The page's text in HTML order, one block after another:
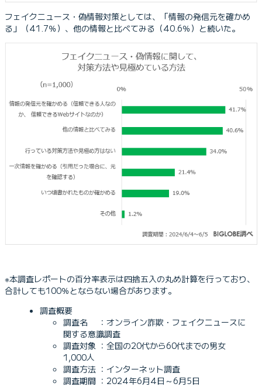
フェイクニュース・偽情報対策としては、「情報の発信元を確かめ
る」（41.7％）、他の情報と比べてみる（40.6％）と続いた。
※本調査レポートの百分率表示は四捨五入の丸め計算を行っており、
合計しても100％とならない場合があります。
調査概要
調査名 ：オンライン詐欺・フェイクニュースに
関する意識調査
調査対象 ：全国の20代から60代までの男女
1,000人
調査方法 ：インターネット調査
調査期間 ：2024年6月4日～6月5日